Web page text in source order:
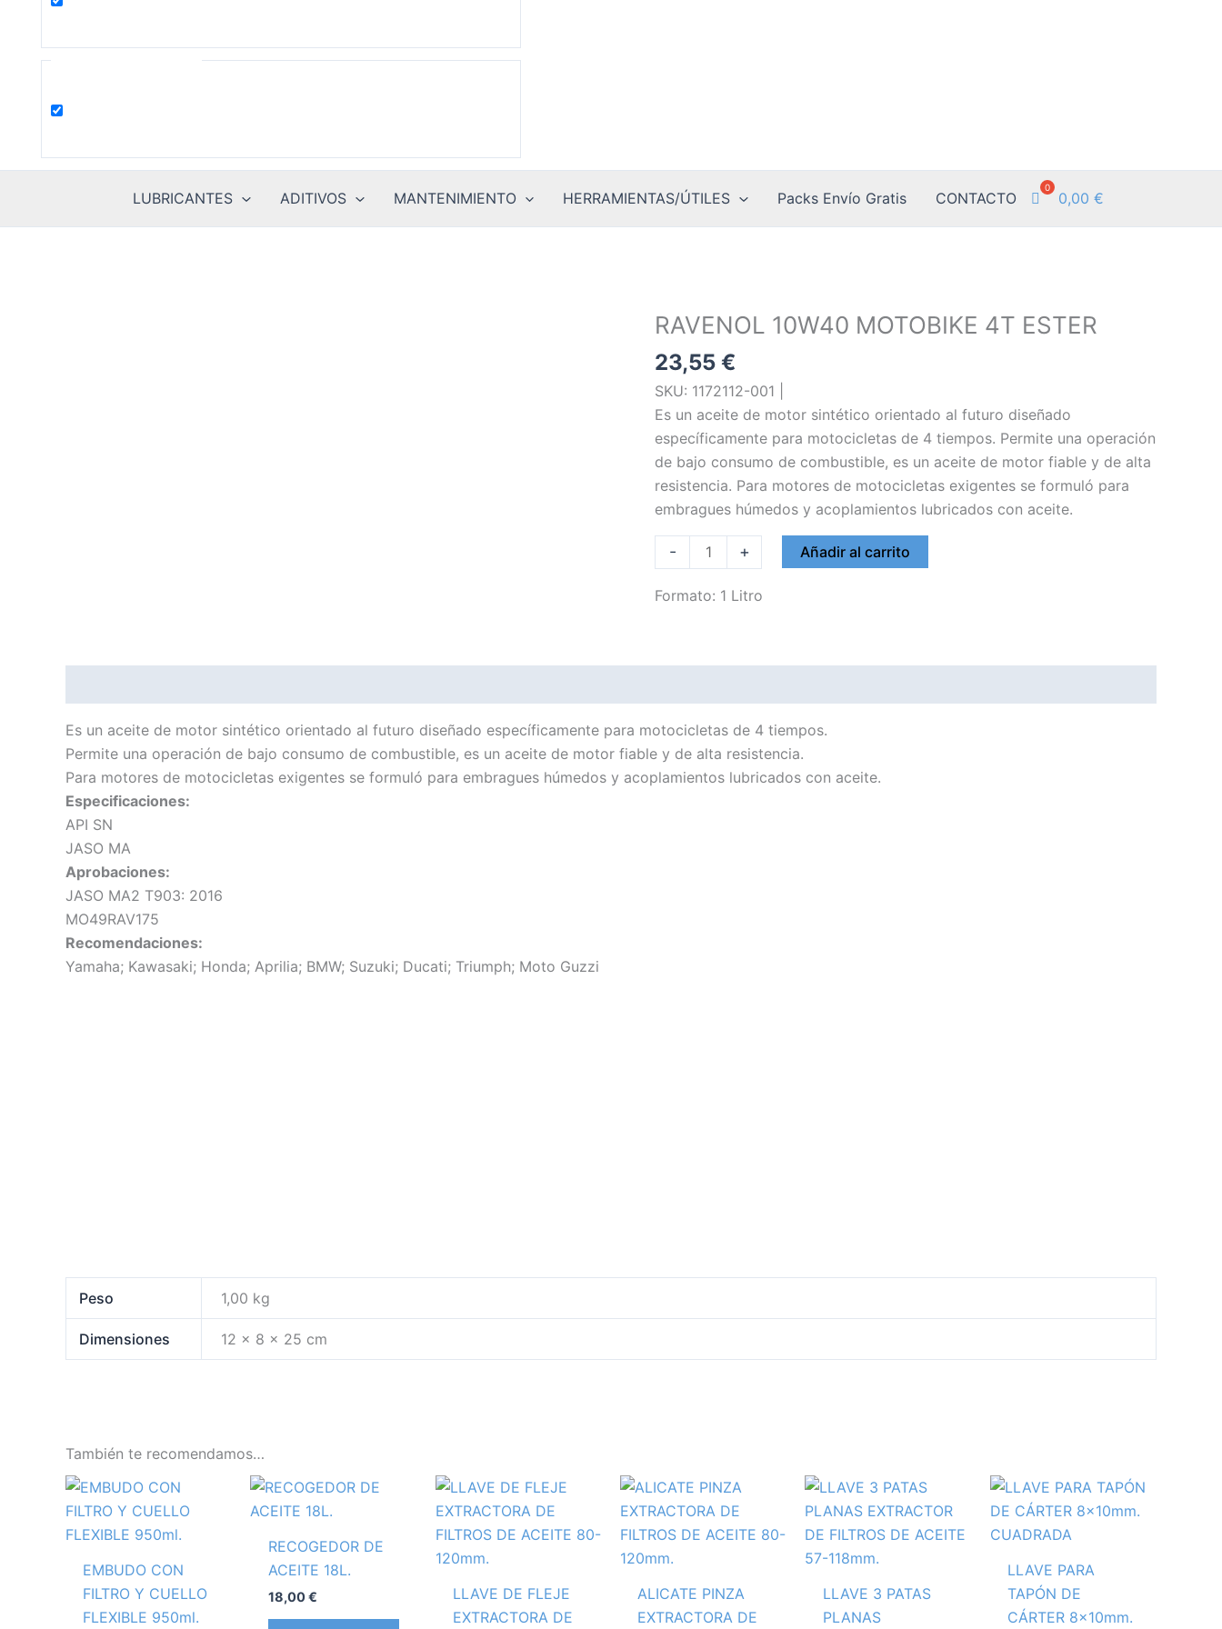
LUBRICANTES ADITIVOS MANTENIMIENTO HERRAMIENTAS/ÚTILES Packs Envío Gratis CONTACTO 0,00 €
RAVENOL 10W40 MOTOBIKE 4T ESTER
23,55 €
SKU: 1172112-001 |
Es un aceite de motor sintético orientado al futuro diseñado
específicamente para motocicletas de 4 tiempos. Permite una operación
de bajo consumo de combustible, es un aceite de motor fiable y de alta
resistencia. Para motores de motocicletas exigentes se formuló para
embragues húmedos y acoplamientos lubricados con aceite.
-
RAVENOL
10W40
MOTOBIKE
cantidad
+ Añadir al carrito
Formato: 1 Litro
Es un aceite de motor sintético orientado al futuro diseñado específicamente para motocicletas de 4 tiempos.
Permite una operación de bajo consumo de combustible, es un aceite de motor fiable y de alta resistencia.
Para motores de motocicletas exigentes se formuló para embragues húmedos y acoplamientos lubricados con aceite.
Especificaciones:
API SN
JASO MA
Aprobaciones:
JASO MA2 T903: 2016
MO49RAV175
Recomendaciones:
Yamaha; Kawasaki; Honda; Aprilia; BMW; Suzuki; Ducati; Triumph; Moto Guzzi
Peso 1,00 kg
Dimensiones 12 × 8 × 25 cm
También te recomendamos…
EMBUDO CON
FILTRO Y CUELLO
FLEXIBLE 950ml.
RECOGEDOR DE
ACEITE 18L.
18,00€
LLAVE DE FLEJE
EXTRACTORA DE
ALICATE PINZA
EXTRACTORA DE
LLAVE 3 PATAS
PLANAS
LLAVE PARA
TAPÓN DE
CÁRTER 8x10mm.